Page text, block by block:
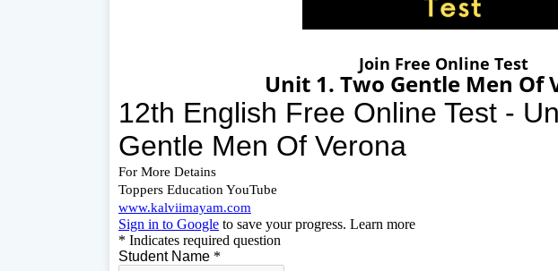
Join Free Online Test
Unit 1. Two Gentle Men Of